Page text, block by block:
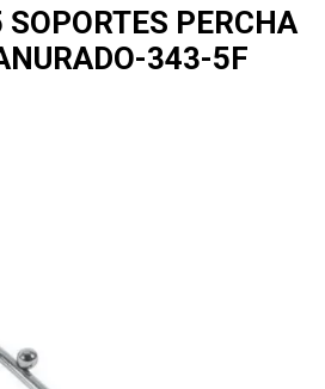
PERCHA
343-5F